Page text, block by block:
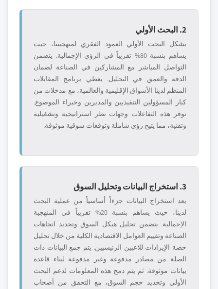
2. البحث الأولي
يشكل البحث الأولي العمود الفقري لمنهجيتنا، حيث
يساهم بنسبة 80% تقريباً في الرؤى الإجمالية. يتضمن
التواصل المباشر مع المشاركين في الصناعة لضمان
الدقة والعمق في التحليل. يغطي برنامج المقابلات
المنظم لدينا الأسواق الإقليمية والعالمية، مع مدخلات من
كبار المسؤولين التنفيذيين والمديرين وخبراء الموضوع.
توفر هذه التفاعلات وجهات نظر استراتيجية وتشغيلية
وتقنية، مما يتيح رؤى شاملة وتوقعات سوقية موثوقة.
3. استخراج البيانات وتحليل السوق
يعد استخراج البيانات جزءاً أساسياً من عملية البحث
لدينا، حيث يساهم بنسبة 20% تقريباً في المنهجية
الإجمالية. يتضمن تحليل هيكل السوق وتحديد اتجاهات
الصناعة وتقييم العوامل الاقتصادية الكلية من خلال تحليل
حصة الإيرادات للاعبين الرئيسيين. يتم جمع البيانات ذات
الصلة من مصادر مدفوعة وغير مدفوعة لبناء قاعدة
بيانات موثوقة. ثم يتم دمج هذه المعلومات لدعم البحث
الأولي وتحديد حجم السوق، مع التحقق من أصحاب